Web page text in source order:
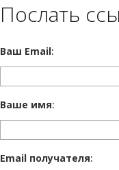
Послать
Ваш Email:
Ваше имя:
Email получателя: